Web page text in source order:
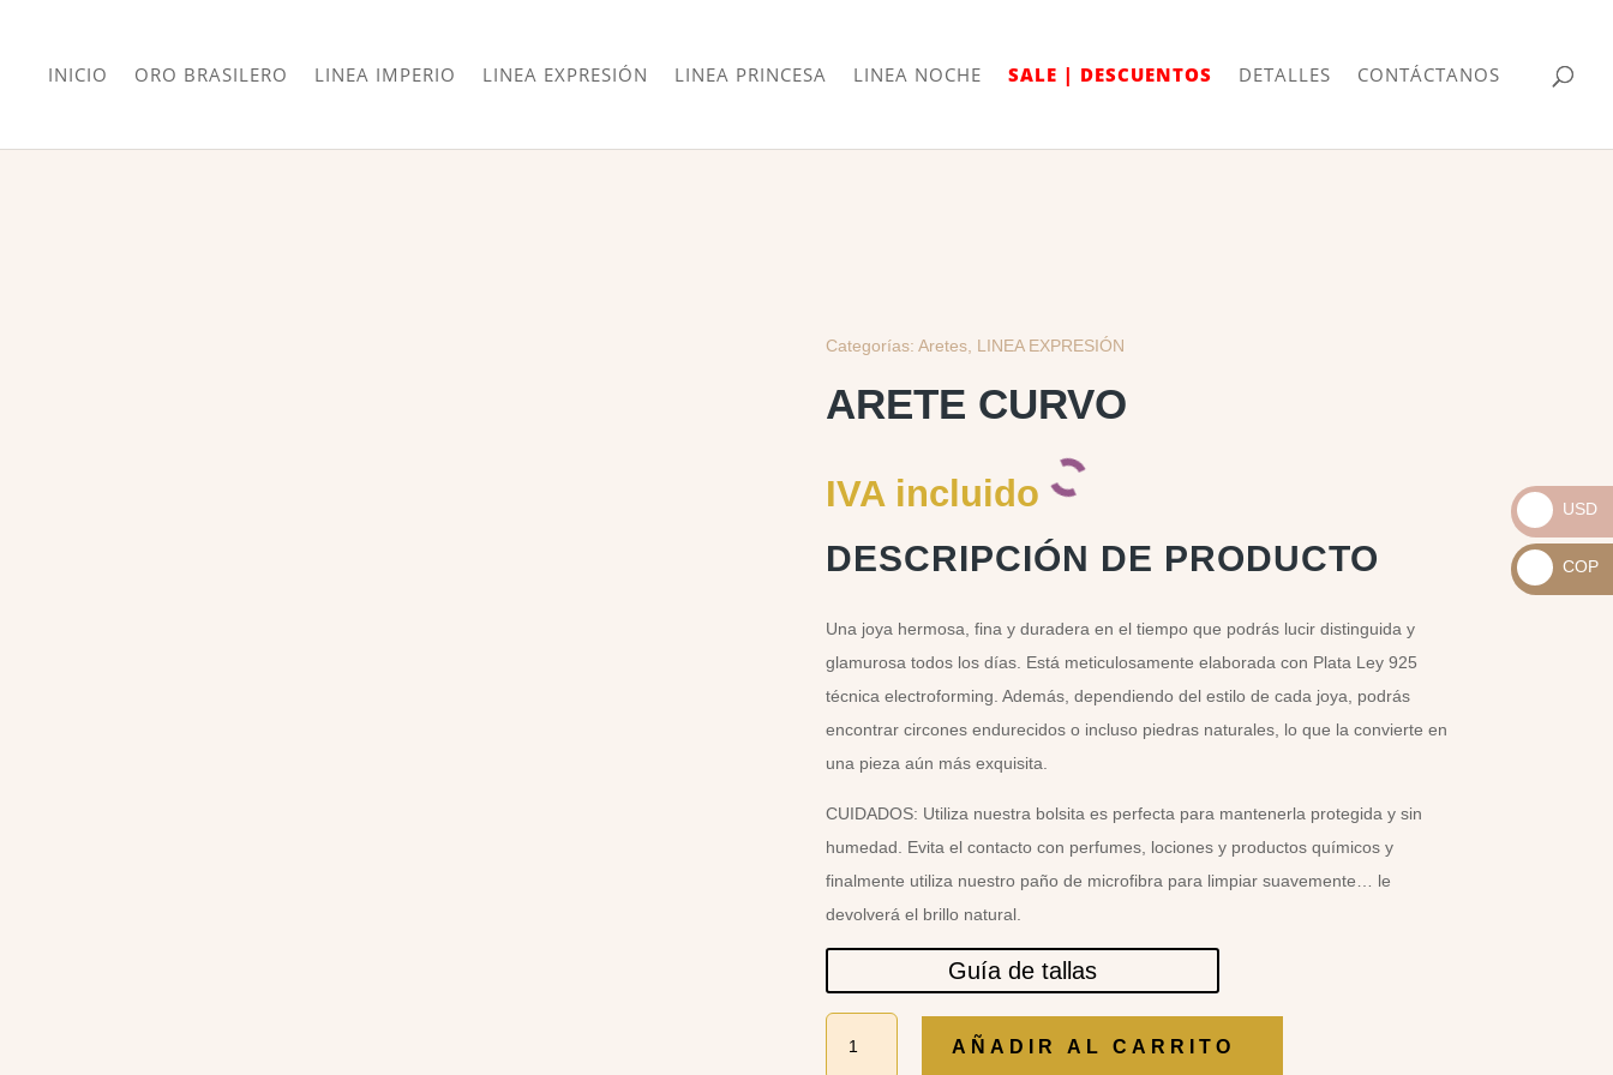
INICIO ORO BRASILERO LINEA IMPERIO LINEA EXPRESIÓN LINEA PRINCESA LINEA NOCHE SALE | DESCUENTOS DETALLES CONTÁCTANOS
Categorías: Aretes LINEA EXPRESIÓN
ARETE CURVO
IVA incluido
DESCRIPCIÓN DE PRODUCTO
Una joya hermosa, fina y duradera en el tiempo que podrás lucir distinguida y
glamurosa todos los días. Está meticulosamente elaborada con Plata Ley 925
técnica electroforming. Además, dependiendo del estilo de cada joya, podrás
encontrar circones endurecidos o incluso piedras naturales, lo que la convierte en
una pieza aún más exquisita.
CUIDADOS: Utiliza nuestra bolsita es perfecta para mantenerla protegida y sin
humedad. Evita el contacto con perfumes, lociones y productos químicos y
finalmente utiliza nuestro paño de microfibra para limpiar suavemente… le
devolverá el brillo natural.
Guía de tallas
ARETE
CURVO
AÑADIR AL CARRITO
_
USD
USD
_
COP